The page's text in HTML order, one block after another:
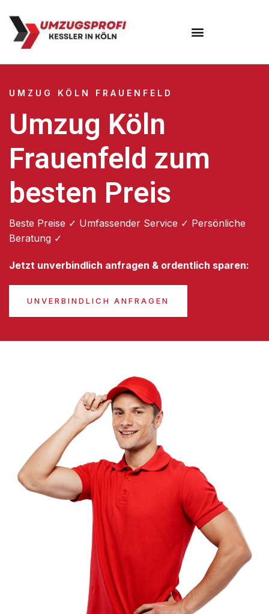
UMZUG KÖLN FRAUENFELD
Umzug Köln
Frauenfeld zum
besten Preis
Beste Preise ✓ Umfassender Service ✓ Persönliche
Beratung ✓
Jetzt unverbindlich anfragen & ordentlich sparen:
UNVERBINDLICH ANFRAGEN